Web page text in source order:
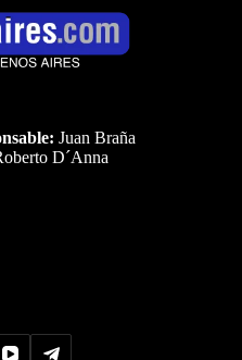
Juan Braña
D´Anna